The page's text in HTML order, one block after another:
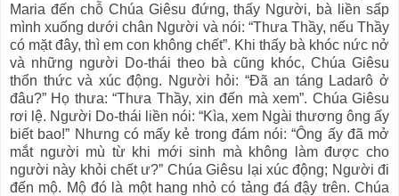
Maria đến chỗ Chúa Giêsu đứng, thấy Người, bà liền sấp
mình xuống dưới chân Người và nói: “Thưa Thầy, nếu Thầy
có mặt đây, thì em con không chết”. Khi thấy bà khóc nức nở
và những người Do-thái theo bà cũng khóc, Chúa Giêsu
thổn thức và xúc động. Người hỏi: “Ðã an táng Ladarô ở
đâu?” Họ thưa: “Thưa Thầy, xin đến mà xem”. Chúa Giêsu
rơi lệ. Người Do-thái liền nói: “Kìa, xem Ngài thương ông ấy
biết bao!” Nhưng có mấy kẻ trong đám nói: “Ông ấy đã mở
mắt người mù từ khi mới sinh mà không làm được cho
người này khỏi chết ư?” Chúa Giêsu lại xúc động; Người đi
đến mộ. Mộ đó là một hang nhỏ có tảng đá đậy trên. Chúa